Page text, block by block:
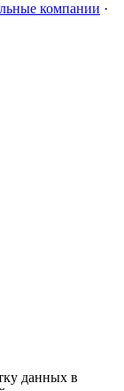
компании ·
данных в